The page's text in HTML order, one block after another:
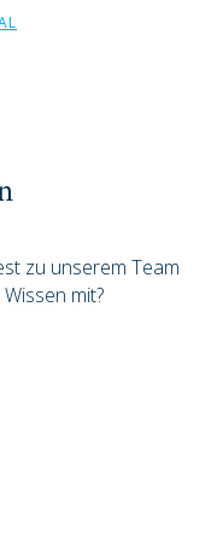
zu unserem Team
mit?